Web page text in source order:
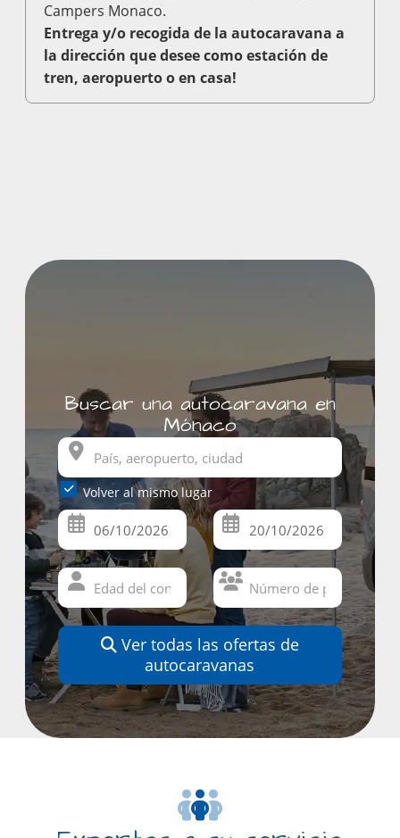
Campers Monaco.
Entrega y/o recogida de la autocaravana a
la dirección que desee como estación de
tren, aeropuerto o en casa!
Buscar una autocaravana en
Mónaco
Volver al mismo lugar
Ver todas las ofertas de
autocaravanas